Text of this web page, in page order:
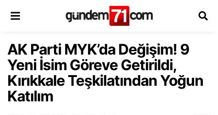
AK Parti MYK’da Değişim! 9
Yeni İsim Göreve Getirildi,
Kırıkkale Teşkilatından Yoğun
Katılım